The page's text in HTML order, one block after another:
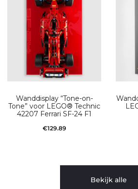
Wanddisplay “Tone-on-
Tone” voor LEGO® Technic
42207 Ferrari SF-24 F1
€129.89
Bekijk alle